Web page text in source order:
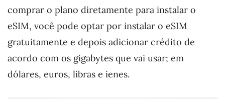
comprar o plano diretamente para instalar o
eSIM, você pode optar por instalar o eSIM
gratuitamente e depois adicionar crédito de
acordo com os gigabytes que vai usar; em
dólares, euros, libras e ienes.